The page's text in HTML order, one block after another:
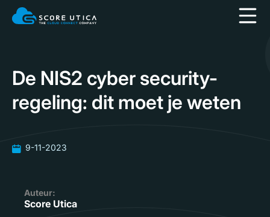
De NIS2 cyber security-
regeling: dit moet je weten
9-11-2023
Auteur:
Score Utica